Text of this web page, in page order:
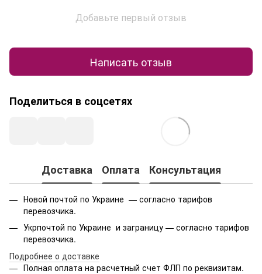
Добавьте первый отзыв
Написать отзыв
Поделиться в соцсетях
Доставка Оплата Консультация
Новой почтой по Украине — согласно тарифов
перевозчика.
Укрпочтой по Украине и заграницу — согласно тарифов
перевозчика.
Подробнее о доставке
Полная оплата на расчетный счет ФЛП по реквизитам.